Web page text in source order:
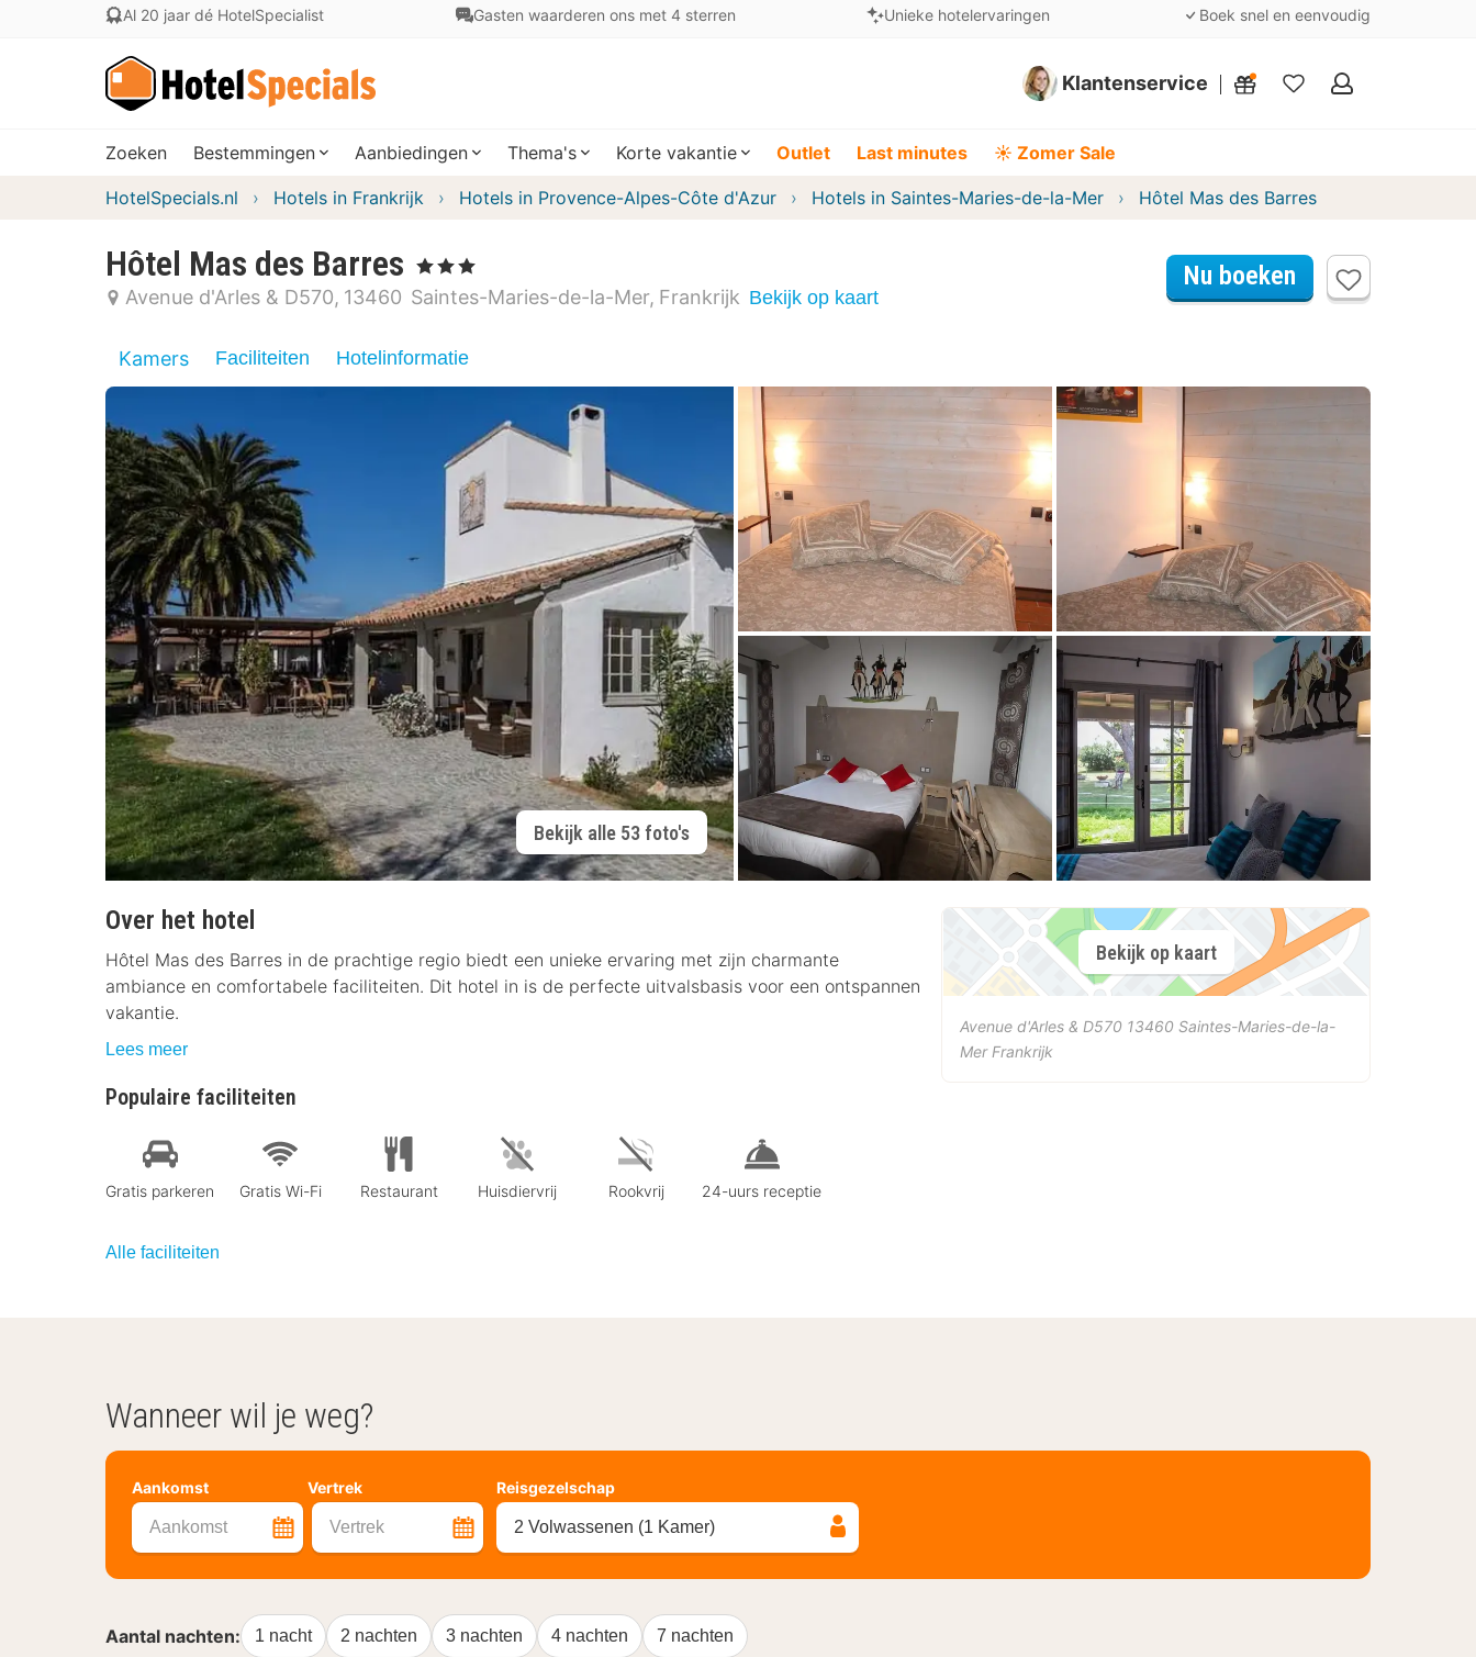
Al 20 jaar dé HotelSpecialist Gasten waarderen ons met 4 sterren Unieke hotelervaringen Boek snel en eenvoudig
Klantenservice
Mijn
Zoeken Bestemmingen Aanbiedingen Thema's Korte vakantie Outlet Last minutes ☀️ Zomer Sale
HotelSpecials.nl Hotels in Frankrijk Hotels in Provence-Alpes-Côte d'Azur Hotels in Saintes-Maries-de-la-Mer Hôtel Mas des Barres
Hôtel Mas des Barres , 3 Sterren
Avenue d'Arles & D570 13460 Saintes-Maries-de-la-Mer Frankrijk Bekijk op kaart
Nu boeken
Kamers Faciliteiten Hotelinformatie
Bekijk alle 53 foto's
Over het hotel
Hôtel Mas des Barres in de prachtige regio biedt een unieke ervaring met zijn charmante
ambiance en comfortabele faciliteiten. Dit hotel in is de perfecte uitvalsbasis voor een ontspannen
vakantie.
Lees meer
Populaire faciliteiten
Gratis parkeren Gratis Wi-Fi Restaurant Huisdiervrij Rookvrij 24-uurs receptie
Alle faciliteiten
Bekijk op kaart
Avenue d'Arles & D570 13460 Saintes-Maries-de-la-
Mer Frankrijk
Wanneer wil je weg?
Aankomst Vertrek
Aankomst Vertrek
Reisgezelschap
2 Volwassenen (1 Kamer)
Aantal nachten: 1 nacht 2 nachten 3 nachten 4 nachten 7 nachten